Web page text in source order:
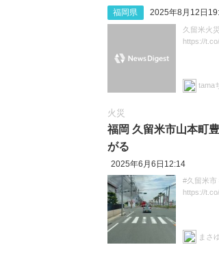
福岡県 2025年8月12日
久留米火
https://
tama
火災
福岡 久留米市山本町
がる
2025年6月6日12:14
#久留米市
https://
まさ